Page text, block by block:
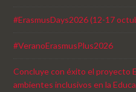
#ErasmusDays2026 (12-17
#VeranoErasmusPlus2026
Concluye con éxito el proyecto
ambientes inclusivos en la